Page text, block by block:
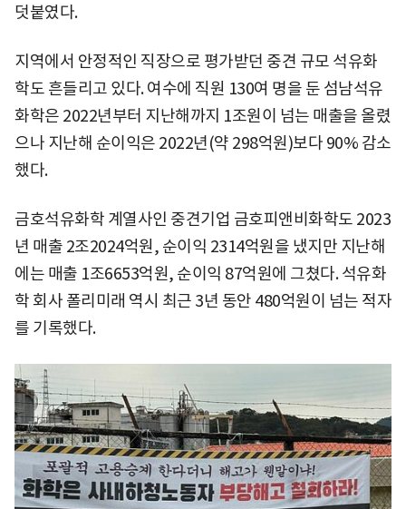
덧붙였다.
지역에서 안정적인 직장으로 평가받던 중견 규모 석유화
학도 흔들리고 있다. 여수에 직원 130여 명을 둔 섬남석유
화학은 2022년부터 지난해까지 1조원이 넘는 매출을 올렸
으나 지난해 순이익은 2022년(약 298억원)보다 90% 감소
했다.
금호석유화학 계열사인 중견기업 금호피앤비화학도 2023
년 매출 2조2024억원, 순이익 2314억원을 냈지만 지난해
에는 매출 1조6653억원, 순이익 87억원에 그쳤다. 석유화
학 회사 폴리미래 역시 최근 3년 동안 480억원이 넘는 적자
를 기록했다.